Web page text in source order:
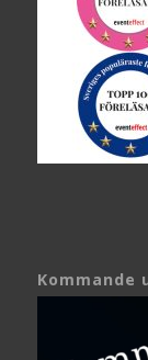
Kommande